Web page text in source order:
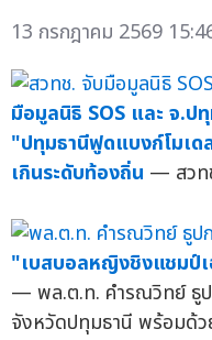
13 กรกฎาคม 2569
มือมูลนิธิ SOS และ จ.ป
"ปทุมธานีฟูดแบงก์โมเด
เกินระดับท้องถิ่น — สวท
"เบสบอลหญิงชิงแชมป์
— พล.ต.ท. คำรณวิทย์ ธูป
จังหวัดปทุมธานี พร้อมด้ว